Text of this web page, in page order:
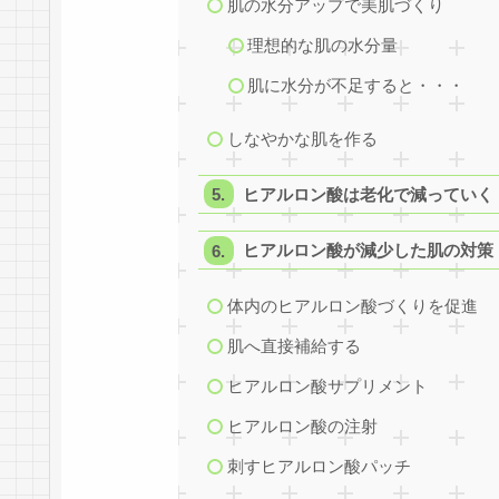
肌の水分アップで美肌づくり
理想的な肌の水分量
肌に水分が不足すると・・・
しなやかな肌を作る
ヒアルロン酸は老化で減っていく
ヒアルロン酸が減少した肌の対策
体内のヒアルロン酸づくりを促進
肌へ直接補給する
ヒアルロン酸サプリメント
ヒアルロン酸の注射
刺すヒアルロン酸パッチ